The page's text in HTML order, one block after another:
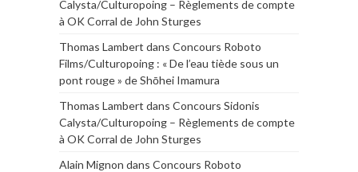
Calysta/Culturopoing – Règlements de compte
à OK Corral de John Sturges
Thomas Lambert dans Concours Roboto
Films/Culturopoing : « De l’eau tiède sous un
pont rouge » de Shōhei Imamura
Thomas Lambert dans Concours Sidonis
Calysta/Culturopoing – Règlements de compte
à OK Corral de John Sturges
Alain Mignon dans Concours Roboto